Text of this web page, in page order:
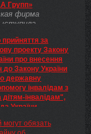
Групп»
фирма
одного из
в сфере
и
элитных сумок,
обуви,
прийняття за
проекту Закону
про внесення
до Закону України
державну
інвалідам з
дітям-інвалідам",
України
Верховна Рада
могут обязать